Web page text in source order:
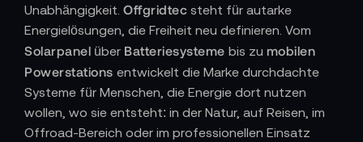
Unabhängigkeit. Offgridtec steht für autarke
Energielösungen, die Freiheit neu definieren. Vom
Solarpanel über Batteriesysteme bis zu mobilen
Powerstations entwickelt die Marke durchdachte
Systeme für Menschen, die Energie dort nutzen
wollen, wo sie entsteht: in der Natur, auf Reisen, im
Offroad-Bereich oder im professionellen Einsatz